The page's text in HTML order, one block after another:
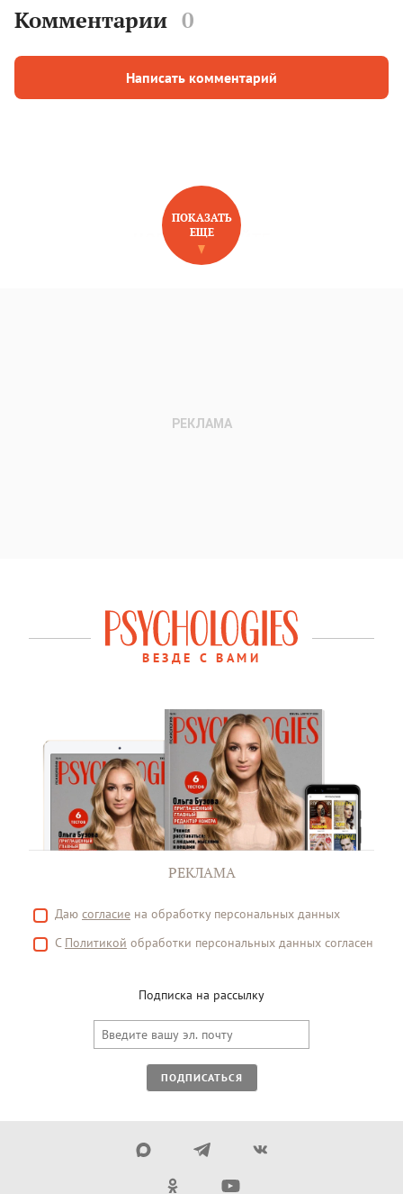
Комментарии 0
Написать комментарий
НОВОЕ НА САЙТЕ
ПОКАЗАТЬ
ЕЩЕ
ВЕЗДЕ С ВАМИ
РЕКЛАМА
Даю согласие на обработку персональных данных
С Политикой обработки персональных данных согласен
Подписка на рассылку
ПОДПИСАТЬСЯ